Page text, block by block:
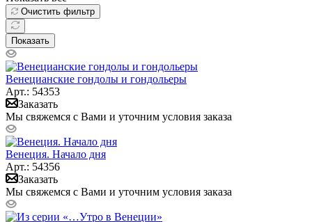
Очистить фильтр
Показать
Венецианские гондолы и гондольеры
Арт.: 54353
Заказать
Мы свяжемся с Вами и уточним условия заказа
Венеция. Начало дня
Арт.: 54356
Заказать
Мы свяжемся с Вами и уточним условия заказа